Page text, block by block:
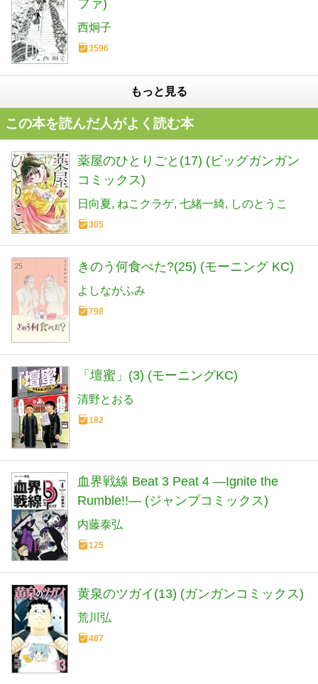
ファ)
西炯子
3596
もっと見る
この本を読んだ人がよく読む本
薬屋のひとりごと(17) (ビッグガンガン
コミックス)
日向夏 ねこクラゲ 七緒一綺 しのとうこ
305
きのう何食べた?(25) (モーニング KC)
よしながふみ
798
「壇蜜」(3) (モーニングKC)
清野とおる
182
血界戦線 Beat 3 Peat 4 ―Ignite the
Rumble!!― (ジャンプコミックス)
内藤泰弘
125
黄泉のツガイ(13) (ガンガンコミックス)
荒川弘
487